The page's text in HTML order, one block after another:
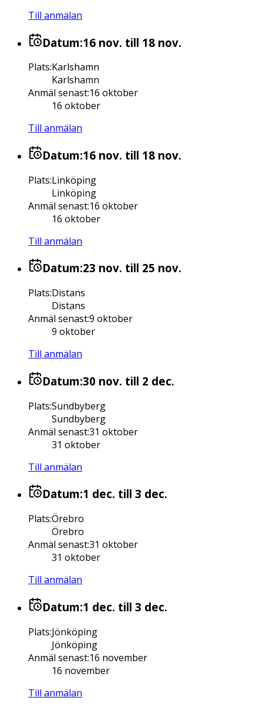
Till anmälan
Datum:16 nov. till 18 nov.
Plats:Karlshamn
Karlshamn
Anmäl senast:16 oktober
16 oktober
Till anmälan
Datum:16 nov. till 18 nov.
Plats:Linköping
Linköping
Anmäl senast:16 oktober
16 oktober
Till anmälan
Datum:23 nov. till 25 nov.
Plats:Distans
Distans
Anmäl senast:9 oktober
9 oktober
Till anmälan
Datum:30 nov. till 2 dec.
Plats:Sundbyberg
Sundbyberg
Anmäl senast:31 oktober
31 oktober
Till anmälan
Datum:1 dec. till 3 dec.
Plats:Örebro
Örebro
Anmäl senast:31 oktober
31 oktober
Till anmälan
Datum:1 dec. till 3 dec.
Plats:Jönköping
Jönköping
Anmäl senast:16 november
16 november
Till anmälan